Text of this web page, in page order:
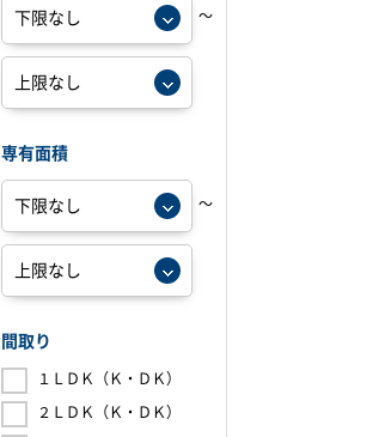
～
専有面積
～
間取り
１ＬＤＫ（Ｋ・ＤＫ）
２ＬＤＫ（Ｋ・ＤＫ）